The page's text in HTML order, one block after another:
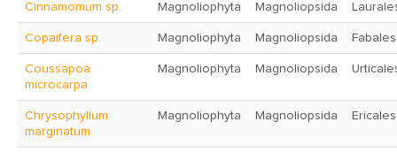
Cinnamomum sp. Magnoliophyta Magnoliopsida
Copaifera sp. Magnoliophyta Magnoliopsida Fabales
Coussapoa
microcarpa
Magnoliophyta Magnoliopsida
Chrysophyllum
marginatum
Magnoliophyta Magnoliopsida Ericales